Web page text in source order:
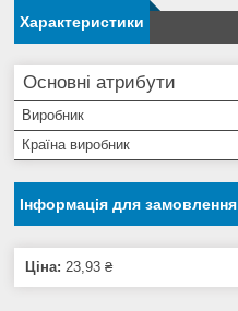
Характеристики
Основні атрибути
Виробник
Країна виробник
Інформація для замовлення
Ціна: 23,93 ₴